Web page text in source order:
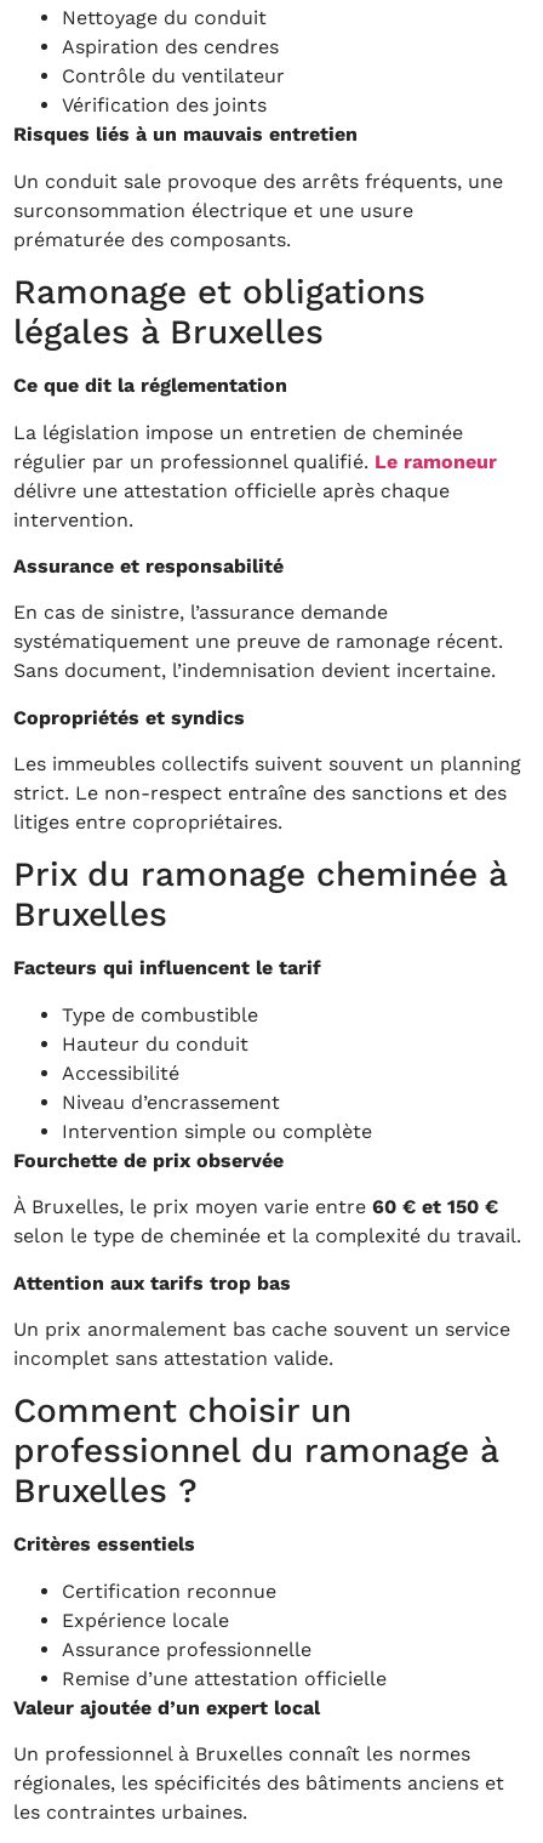
Nettoyage du conduit
Aspiration des cendres
Contrôle du ventilateur
Vérification des joints
Risques liés à un mauvais entretien
Un conduit sale provoque des arrêts fréquents, une
surconsommation électrique et une usure
prématurée des composants.
Ramonage et obligations
légales à Bruxelles
Ce que dit la réglementation
La législation impose un entretien de cheminée
régulier par un professionnel qualifié. Le ramoneur
délivre une attestation officielle après chaque
intervention.
Assurance et responsabilité
En cas de sinistre, l’assurance demande
systématiquement une preuve de ramonage récent.
Sans document, l’indemnisation devient incertaine.
Copropriétés et syndics
Les immeubles collectifs suivent souvent un planning
strict. Le non-respect entraîne des sanctions et des
litiges entre copropriétaires.
Prix du ramonage cheminée à
Bruxelles
Facteurs qui influencent le tarif
Type de combustible
Hauteur du conduit
Accessibilité
Niveau d’encrassement
Intervention simple ou complète
Fourchette de prix observée
À Bruxelles, le prix moyen varie entre60 € et 150 €
selon le type de cheminée et la complexité du travail.
Attention aux tarifs trop bas
Un prix anormalement bas cache souvent un service
incomplet sans attestation valide.
Comment choisir un
professionnel du ramonage à
Bruxelles ?
Critères essentiels
Certification reconnue
Expérience locale
Assurance professionnelle
Remise d’une attestation officielle
Valeur ajoutée d’un expert local
Un professionnel à Bruxelles connaît les normes
régionales, les spécificités des bâtiments anciens et
les contraintes urbaines.